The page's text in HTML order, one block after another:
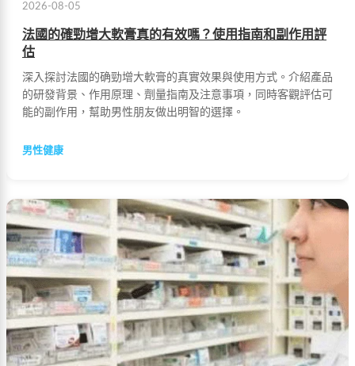
2026-08-05
法國的確勁增大軟膏真的有效嗎？使用指南和副作用評
估
深入探討法國的确勁增大軟膏的真實效果與使用方式。介紹產品
的研發背景、作用原理、劑量指南及注意事項，同時客觀評估可
能的副作用，幫助男性朋友做出明智的選擇。
男性健康